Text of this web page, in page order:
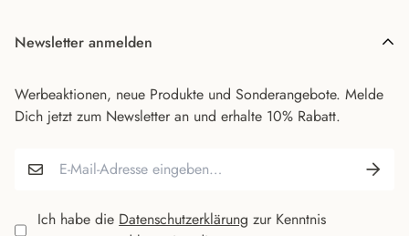
Newsletter anmelden
Werbeaktionen, neue Produkte und Sonderangebote. Melde
Dich jetzt zum Newsletter an und erhalte 10% Rabatt.
Ich habe die Datenschutzerklärung zur Kenntnis